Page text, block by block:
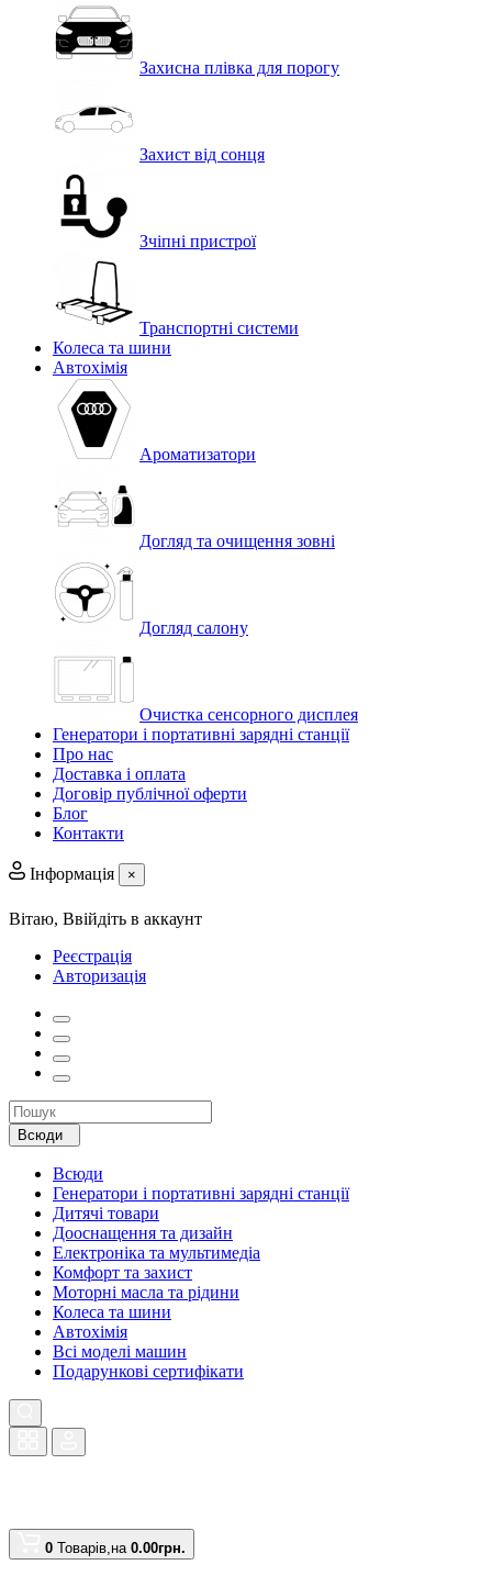
Захисна плівка для порогу
Захист від сонця
Зчіпні пристрої
Транспортні системи
Колеса та шини
Автохімія
Ароматизатори
Догляд та очищення зовні
Догляд салону
Очистка сенсорного дисплея
Генератори і портативні зарядні станції
Про нас
Доставка і оплата
Договір публічної оферти
Блог
Контакти
Інформація ×
Вітаю, Ввійдіть в аккаунт
Реєстрація
Авторизація
Всюди
Всюди
Генератори і портативні зарядні станції
Дитячі товари
Дооснащення та дизайн
Електроніка та мультимедіа
Комфорт та захист
Моторні масла та рідини
Колеса та шини
Автохімія
Всі моделі машин
Подарункові сертифікати
0 Товарів,на 0.00грн.